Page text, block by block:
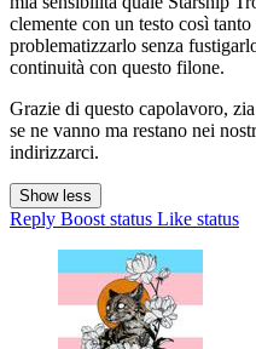
clemente con un testo così
problematizzarlo senza
continuità con questo filone.
Grazie di questo capolavoro,
se ne vanno ma restano nei
indirizzarci.
Show less
Reply Boost status Like status